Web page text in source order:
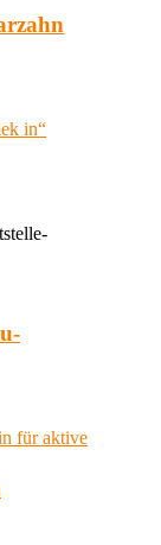
in“
für aktive